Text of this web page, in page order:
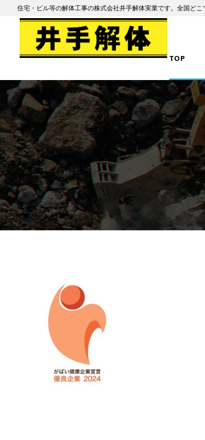
住宅・ビル等の解体工事の株式会社井手解体実業です。全国どこ
TOP